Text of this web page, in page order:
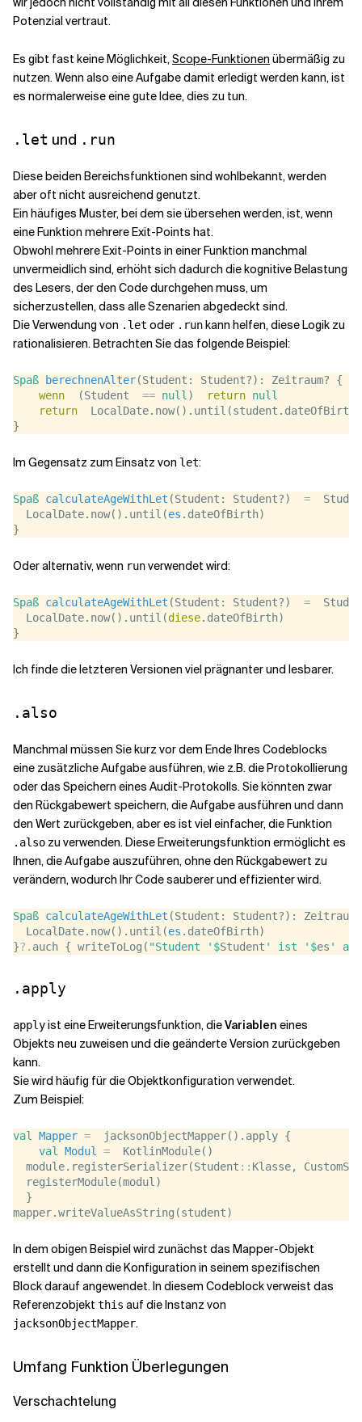
Potenzial vertraut.
Es gibt fast keine Möglichkeit,Scope-Funktionen übermäßig zu
nutzen. Wenn also eine Aufgabe damit erledigt werden kann, ist
es normalerweise eine gute Idee, dies zu tun.
.let und .run
Diese beiden Bereichsfunktionen sind wohlbekannt, werden
aber oft nicht ausreichend genutzt.
Ein häufiges Muster, bei dem sie übersehen werden, ist, wenn
eine Funktion mehrere Exit-Points hat.
Obwohl mehrere Exit-Points in einer Funktion manchmal
unvermeidlich sind, erhöht sich dadurch die kognitive Belastung
des Lesers, der den Code durchgehen muss, um
sicherzustellen, dass alle Szenarien abgedeckt sind.
Die Verwendung von .let oder .runkann helfen, diese Logik zu
rationalisieren. Betrachten Sie das folgende Beispiel:
Spaß berechnenAlter(Student: Student?): Zeitraum? {
wenn
  (Student
== null ) return null
return
}
Im Gegensatz zum Einsatz von let:
Spaß calculateAgeWithLet (Student: Student?) =
  LocalDate.now().until(
es .dateOfBirth)
}
Oder alternativ, wenn runverwendet wird:
Spaß calculateAgeWithLet (Student: Student?) =
  LocalDate.now().until(
diese.dateOfBirth)
}
Ich finde die letzteren Versionen viel prägnanter und lesbarer.
.also
Manchmal müssen Sie kurz vor dem Ende Ihres Codeblocks
eine zusätzliche Aufgabe ausführen, wie z.B. die Protokollierung
oder das Speichern eines Audit-Protokolls. Sie könnten zwar
den Rückgabewert speichern, die Aufgabe ausführen und dann
den Wert zurückgeben, aber es ist viel einfacher, die Funktion
.also zu verwenden. Diese Erweiterungsfunktion ermöglicht es
Ihnen, die Aufgabe auszuführen, ohne den Rückgabewert zu
verändern, wodurch Ihr Code sauberer und effizienter wird.
Spaß calculateAgeWithLet (Student: Student?):
  LocalDate.now().until(
es .dateOfBirth)
}?. auch { writeToLog( "Student '$Student ' ist '$es '
.apply
applyist eine Erweiterungsfunktion, dieVariablen eines
Objekts neu zuweisen und die geänderte Version zurückgeben
kann.
Sie wird häufig für die Objektkonfiguration verwendet.
Zum Beispiel:
val Mapper =
  jacksonObjectMapper().apply {
val
Modul =
  KotlinModule()
  module.registerSerializer(Student
:: Klasse,
  registerModule(modul)
  }
mapper.writeValueAsString(student)
In dem obigen Beispiel wird zunächst das Mapper-Objekt
erstellt und dann die Konfiguration in seinem spezifischen
Block darauf angewendet. In diesem Codeblock verweist das
Referenzobjekt this auf die Instanz von
jacksonObjectMapper.
Umfang Funktion Überlegungen
Verschachtelung